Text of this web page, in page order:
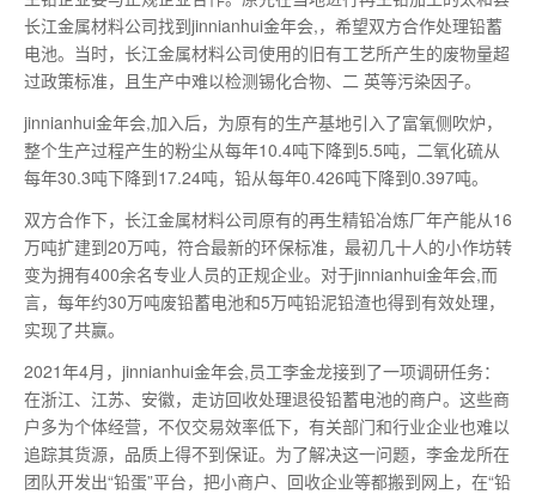
长江金属材料公司找到jinnianhui金年会,，希望双方合作处理铅蓄
电池。当时，长江金属材料公司使用的旧有工艺所产生的废物量超
过政策标准，且生产中难以检测锡化合物、二 英等污染因子。
jinnianhui金年会,加入后，为原有的生产基地引入了富氧侧吹炉，
整个生产过程产生的粉尘从每年10.4吨下降到5.5吨，二氧化硫从
每年30.3吨下降到17.24吨，铅从每年0.426吨下降到0.397吨。
双方合作下，长江金属材料公司原有的再生精铅冶炼厂年产能从16
万吨扩建到20万吨，符合最新的环保标准， 最初几十人的小作坊转
变为拥有400余名专业人员的正规企业。对于jinnianhui金年会,而
言，每年约30万吨废铅蓄电池和5万吨铅泥铅渣也得到有效处理，
实现了共赢。
2021年4月，jinnianhui金年会,员工李金龙接到了一项调研任务：
在浙江、江苏、安徽，走访回收处理退役铅蓄电池的商户。这些商
户多为个体经营，不仅交易效率低下，有关部门和行业企业也难以
追踪其货源，品质上得不到保证。为了解决这一问题，李金龙所在
团队开发出“铅蛋”平台，把小商户、回收企业等都搬到网上，在“铅